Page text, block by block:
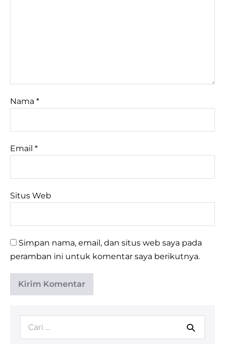
Nama *
Email *
Situs Web
Simpan nama, email, dan situs web saya pada
peramban ini untuk komentar saya berikutnya.